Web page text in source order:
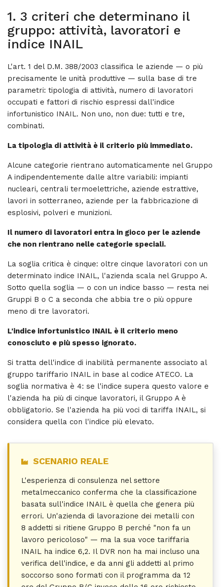
1. 3 criteri che determinano il
gruppo: attività, lavoratori e
indice INAIL
L'art. 1 del D.M. 388/2003 classifica le aziende — o più
precisamente le unità produttive — sulla base di tre
parametri: tipologia di attività, numero di lavoratori
occupati e fattori di rischio espressi dall'indice
infortunistico INAIL. Non uno, non due: tutti e tre,
combinati.
La tipologia di attività è il criterio più immediato.
Alcune categorie rientrano automaticamente nel Gruppo
A indipendentemente dalle altre variabili: impianti
nucleari, centrali termoelettriche, aziende estrattive,
lavori in sotterraneo, aziende per la fabbricazione di
esplosivi, polveri e munizioni.
Il numero di lavoratori entra in gioco per le aziende
che non rientrano nelle categorie speciali.
La soglia critica è cinque: oltre cinque lavoratori con un
determinato indice INAIL, l'azienda scala nel Gruppo A.
Sotto quella soglia — o con un indice basso — resta nei
Gruppi B o C a seconda che abbia tre o più oppure
meno di tre lavoratori.
L'indice infortunistico INAIL è il criterio meno
conosciuto e più spesso ignorato.
Si tratta dell'indice di inabilità permanente associato al
gruppo tariffario INAIL in base al codice ATECO. La
soglia normativa è 4: se l'indice supera questo valore e
l'azienda ha più di cinque lavoratori, il Gruppo A è
obbligatorio. Se l'azienda ha più voci di tariffa INAIL, si
considera quella con l'indice più elevato.
SCENARIO REALE
L'esperienza di consulenza nel settore
metalmeccanico conferma che la classificazione
basata sull'indice INAIL è quella che genera più
errori. Un'azienda di lavorazione dei metalli con
8 addetti si ritiene Gruppo B perché "non fa un
lavoro pericoloso" — ma la sua voce tariffaria
INAIL ha indice 6,2. Il DVR non ha mai incluso una
verifica dell'indice, e da anni gli addetti al primo
soccorso sono formati con il programma da 12